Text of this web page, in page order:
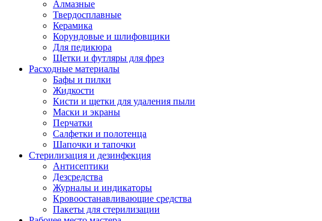
Алмазные
Твердосплавные
Керамика
Корундовые и шлифовщики
Для педикюра
Щетки и футляры для фрез
Расходные материалы
Бафы и пилки
Жидкости
Кисти и щетки для удаления пыли
Маски и экраны
Перчатки
Салфетки и полотенца
Шапочки и тапочки
Стерилизация и дезинфекция
Антисептики
Дезсредства
Журналы и индикаторы
Кровоостанавливающие средства
Пакеты для стерилизации